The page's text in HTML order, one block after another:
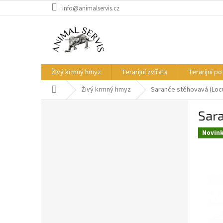
na
info@animalservis.cz
Živý krmný hmyz Terarijní zvířata Terarijní
Domů Živý krmný hmyz Saranče stěhovavá